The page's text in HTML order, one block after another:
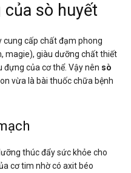
sò huyết
cung cấp chất đạm phong
magie), giàu dưỡng chất thiết
đựng của cơ thể. Vậy nên sò
vừa là bài thuốc chữa bệnh
thúc đẩy sức khỏe cho
cơ tim nhờ có axit béo